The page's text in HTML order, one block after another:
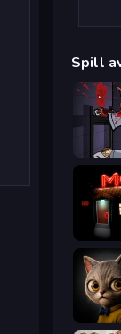
Spill
The
Bear
The